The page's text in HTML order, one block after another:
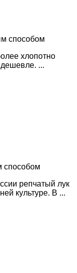
способом
хлопотно
дешевле. ...
способом
репчатый лук
культуре. В ...